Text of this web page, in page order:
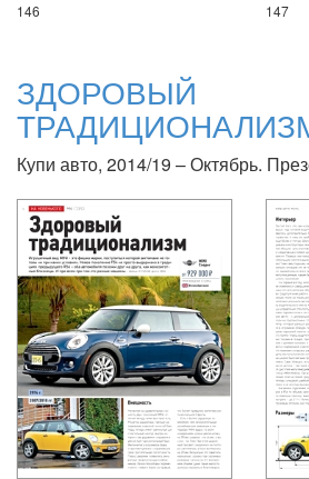
146 147
ЗДОРОВЫЙ
Купи авто, 2014/19 – Октябрь.